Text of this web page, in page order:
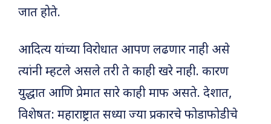
जात होते.
आदित्य यांच्या विरोधात आपण लढणार नाही असे
त्यांनी म्हटले असले तरी ते काही खरे नाही. कारण
युद्धात आणि प्रेमात सारे काही माफ असते. देशात,
विशेषत: महाराष्ट्रात सध्या ज्या प्रकारचे फोडाफोडीचे